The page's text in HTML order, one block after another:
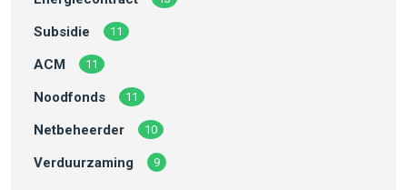
Subsidie 11
ACM 11
Noodfonds 11
Netbeheerder 10
Verduurzaming 9